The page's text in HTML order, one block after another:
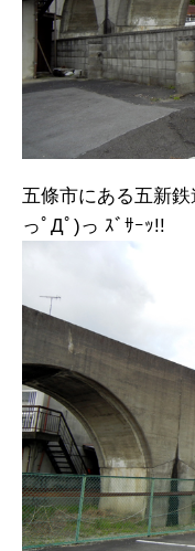
五條市にある五新
っﾟДﾟ)っ ｽﾞｻｰｯ!!